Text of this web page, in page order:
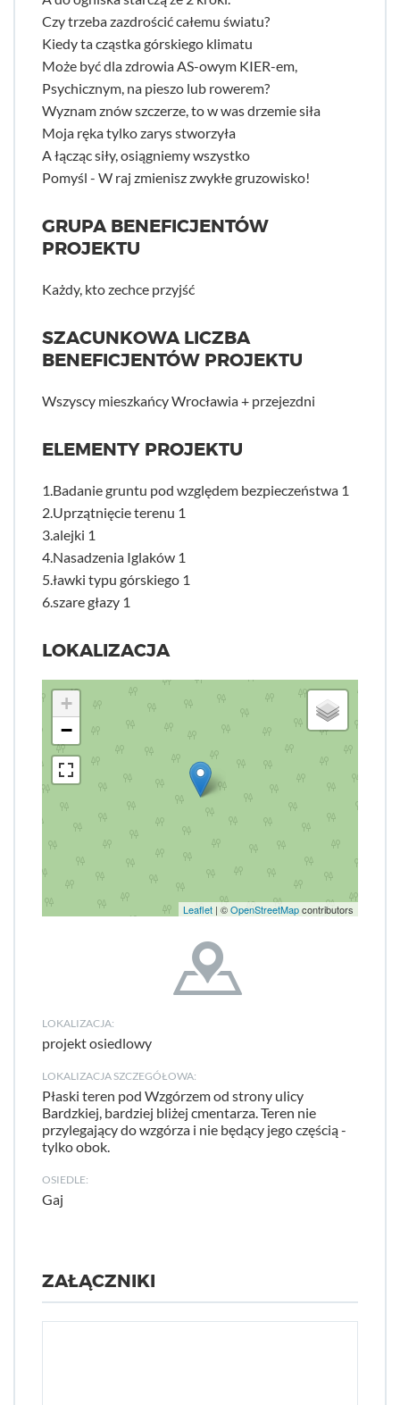
Czy trzeba zazdrościć całemu światu?
Kiedy ta cząstka górskiego klimatu
Może być dla zdrowia AS-owym KIER-em,
Psychicznym, na pieszo lub rowerem?
Wyznam znów szczerze, to w was drzemie siła
Moja ręka tylko zarys stworzyła
A łącząc siły, osiągniemy wszystko
Pomyśl - W raj zmienisz zwykłe gruzowisko!
GRUPA BENEFICJENTÓW
PROJEKTU
Każdy, kto zechce przyjść
SZACUNKOWA LICZBA
BENEFICJENTÓW PROJEKTU
Wszyscy mieszkańcy Wrocławia + przejezdni
ELEMENTY PROJEKTU
1.Badanie gruntu pod względem bezpieczeństwa 1
2.Uprzątnięcie terenu 1
3.alejki 1
4.Nasadzenia Iglaków 1
5.ławki typu górskiego 1
6.szare głazy 1
LOKALIZACJA
+
−
Leaflet | ©OpenStreetMapcontributors
LOKALIZACJA:
projekt osiedlowy
LOKALIZACJA SZCZEGÓŁOWA:
Płaski teren pod Wzgórzem od strony ulicy
Bardzkiej, bardziej bliżej cmentarza. Teren nie
przylegający do wzgórza i nie będący jego częścią -
tylko obok.
OSIEDLE:
Gaj
ZAŁĄCZNIKI